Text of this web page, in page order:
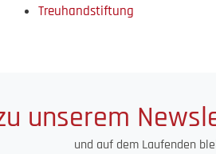
Treuhandstiftung
unserem
und auf dem Laufenden